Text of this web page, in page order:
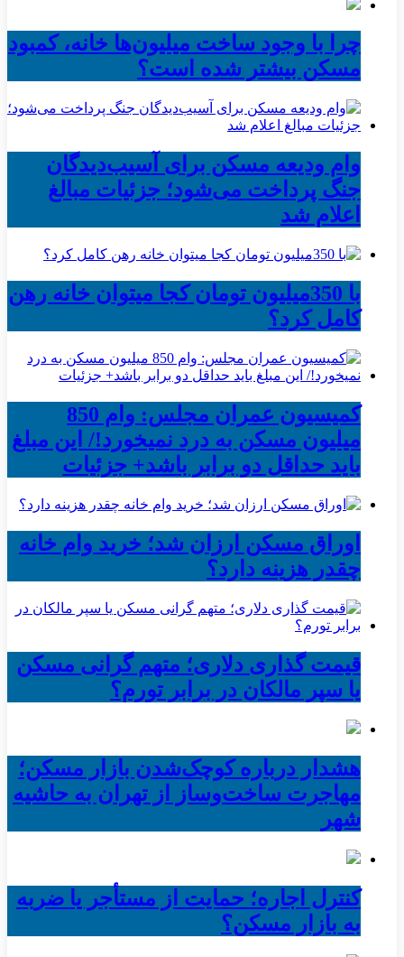
چرا با وجود ساخت میلیون‌ها خانه، کمبود
مسکن بیشتر شده است؟
وام ودیعه مسکن برای آسیب‌دیدگان
جنگ پرداخت می‌شود؛ جزئیات مبالغ
اعلام شد
با 350میلیون تومان کجا میتوان خانه رهن
کامل کرد؟
کمیسیون عمران مجلس: وام 850
میلیون مسکن به درد نمیخورد!/ این مبلغ
باید حداقل دو برابر باشد+ جزئیات
اوراق مسکن ارزان شد؛ خرید وام خانه
چقدر هزینه دارد؟
قیمت گذاری دلاری؛ متهم گرانی مسکن
یا سپر مالکان در برابر تورم؟
هشدار درباره کوچک‌شدن بازار مسکن؛
مهاجرت ساخت‌وساز از تهران به حاشیه‌
شهر
کنترل اجاره؛ حمایت از مستأجر یا ضربه
به بازار مسکن؟